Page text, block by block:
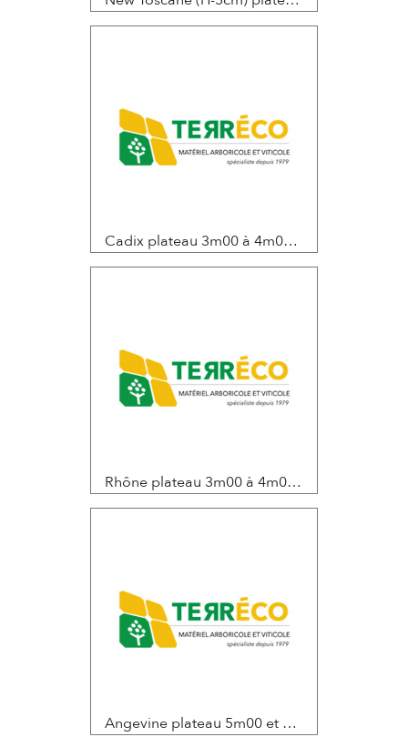
Cadix plateau 3m00 à 4m00 et hauteur de levée 2m60/2m95
Rhône plateau 3m00 à 4m00 et hauteur de levée 2m50
Angevine plateau 5m00 et hauteur de levée 2m95